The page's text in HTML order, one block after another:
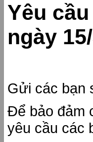
Yêu
ngày
Gửi các bạn
Để bảo đảm
yêu cầu các